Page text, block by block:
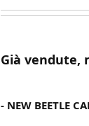
Già vendute,
- NEW BEETLE